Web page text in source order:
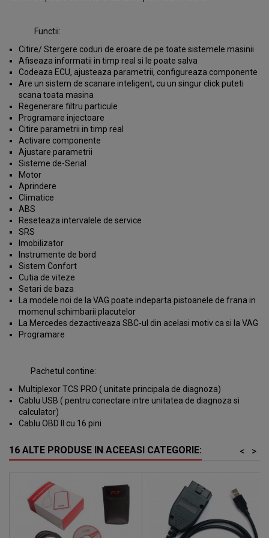
Functii:
Citire/ Stergere coduri de eroare de pe toate sistemele masinii
Afiseaza informatii in timp real si le poate salva
Codeaza ECU, ajusteaza parametrii, configureaza componente
Are un sistem de scanare inteligent, cu un singur click puteti
scana toata masina
Regenerare filtru particule
Programare injectoare
Citire parametrii in timp real
Activare componente
Ajustare parametrii
Sisteme de-Serial
Motor
Aprindere
Climatice
ABS
Reseteaza intervalele de service
SRS
Imobilizator
Instrumente de bord
Sistem Confort
Cutia de viteze
Setari de baza
La modele noi de la VAG poate indeparta pistoanele de frana in
momenul schimbarii placutelor
La Mercedes dezactiveaza SBC-ul din acelasi motiv ca si la VAG
Programare
Pachetul contine:
Multiplexor TCS PRO ( unitate principala de diagnoza)
Cablu USB ( pentru conectare intre unitatea de diagnoza si
calculator)
Cablu OBD II cu 16 pini
16 ALTE PRODUSE IN ACEEASI CATEGORIE: >
<